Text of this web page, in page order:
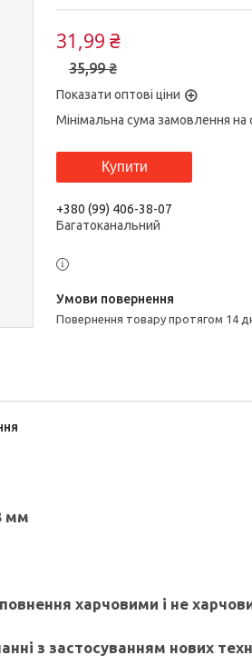
35,99 ₴
31,99 ₴
Показати оптові ціни
Мінімальна сума замовлення на
Купити
+380 (99) 406-38-07
Багатоканальний
повернення товару протягом 14
мм
харчовими і не
з застосуванням нових